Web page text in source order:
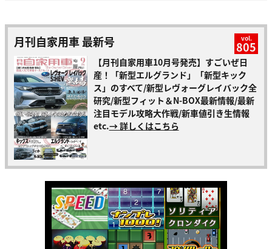
月刊自家用車 最新号 vol.
805
【月刊自家用車10月号発売】すごいぜ日
産！「新型エルグランド」「新型キック
ス」のすべて/新型レヴォーグレイバック全
研究/新型フィット＆N-BOX最新情報/最新
注目モデル攻略大作戦/新車値引き生情報
etc.→ 詳しくはこちら